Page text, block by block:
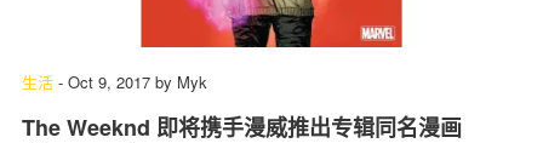
生活 - Oct 9, 2017 by Myk
The Weeknd 即将携手漫威推出专辑同名漫画